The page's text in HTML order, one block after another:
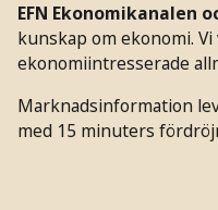
EFN Ekonomikanalen
kunskap om ekonomi.
ekonomiintresserade
Marknadsinformation
med 15 minuters